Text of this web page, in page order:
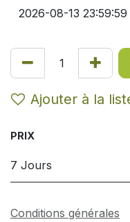
Ajouter à la
PRIX
7 Jours
Conditions générales